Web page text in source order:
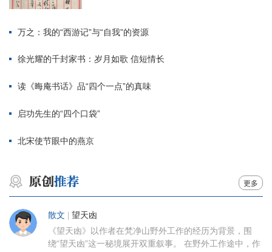
万之：我的“西游记”与“自我”的资源
徐光耀的千封家书：岁月如歌 信短情长
读《晦庵书话》品“四个一点”的真味
启功先生的“四个口袋”
北宋使节眼中的燕京
更多
散文 望天凼
《望天凼》以作者在梵净山野外工作的经历为背景，围
绕“望天凼”这一秘境展开双重叙事。 在野外工作途中，作